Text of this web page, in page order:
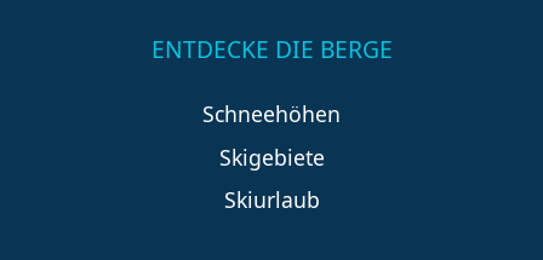
ENTDECKE DIE BERGE
Schneehöhen
Skigebiete
Skiurlaub